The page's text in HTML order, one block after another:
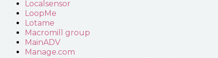
Localsensor
LoopMe
Lotame
Macromill group
MainADV
Manage.com